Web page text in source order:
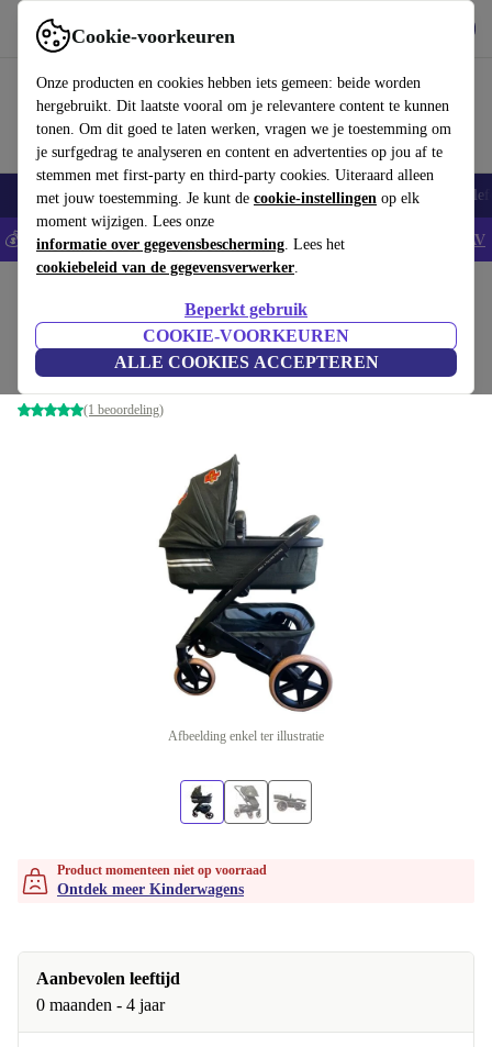
Cookie-voorkeuren
Onze producten en cookies hebben iets gemeen: beide worden
hergebruikt. Dit laatste vooral om je relevantere content te kunnen
tonen. Om dit goed te laten werken, vragen we je toestemming om
je surfgedrag te analyseren en content en advertenties op jou af te
stemmen met first-party en third-party cookies. Uiteraard alleen
met jouw toestemming. Je kunt de cookie-instellingen op elk
moment wijzigen. Lees onze
informatie over gegevensbescherming. Lees het
cookiebeleid van de gegevensverwerker.
Beperkt gebruik
COOKIE-VOORKEUREN
ALLE COOKIES ACCEPTEREN
Gebruik refurbed snel en eenvoudig
Smartphones Laptops Tablets Smartwatches Accessoires
💰Bespaar 5% EXTRA op alle iPhones - Code: IPHONEDEAL - AV
Joolz Geo³ Filling Pieces kinderwagen
donkergroen
(1 beoordeling)
Afbeelding enkel ter illustratie
Product momenteen niet op voorraad
Ontdek meer Kinderwagens
Aanbevolen leeftijd
0 maanden - 4 jaar